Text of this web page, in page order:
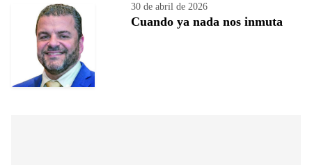
30 de abril de 2026
Cuando ya nada nos inmuta